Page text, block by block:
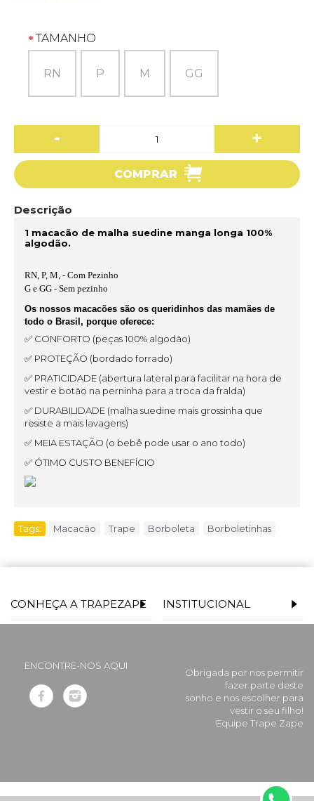
TAMANHO
RN P M GG
- +
COMPRAR
Descrição
1 macacão de malha suedine manga longa 100%
algodão.
RN, P, M, - Com Pezinho
G e GG - Sem pezinho
Os nossos macacões são os queridinhos das mamães de
todo o Brasil, porque oferece:
✅ CONFORTO (peças 100% algodão)
✅ PROTEÇÃO (bordado forrado)
✅ PRATICIDADE (abertura lateral para facilitar na hora de
vestir e botão na perninha para a troca da fralda)
✅ DURABILIDADE (malha suedine mais grossinha que
resiste a mais lavagens)
✅ MEIA ESTAÇÃO (o bebê pode usar o ano todo)
✅ ÓTIMO CUSTO BENEFÍCIO
Tags: Macacão Trape Borboleta Borboletinhas
CONHEÇA A TRAPEZAPE INSTITUCIONAL
ENCONTRE-NOS AQUI
Obrigada por nos permitir
fazer parte deste
sonho e nos escolher para
vestir o seu filho!
Equipe Trape Zape